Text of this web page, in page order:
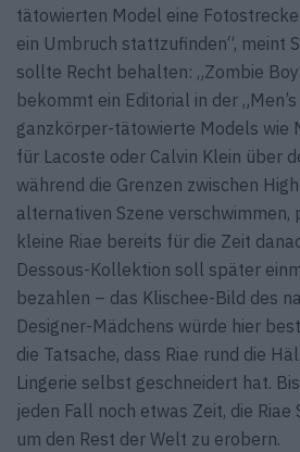
tätowierten Model eine
ein Umbruch stattzufinden“, meint
sollte Recht behalten: „Zombie
bekommt ein Editorial in der „Men’s
ganzkörper-tätowierte Models wie
für Lacoste oder Calvin Klein über
während die Grenzen zwischen
alternativen Szene
kleine Riae bereits für die Zeit
Dessous-Kollektion soll später
bezahlen – das Klischee-Bild des
Designer-Mädchens würde hier
die Tatsache, dass Riae rund die
Lingerie selbst geschneidert hat.
jeden Fall noch etwas Zeit, die Riae
um den Rest der Welt zu erobern.